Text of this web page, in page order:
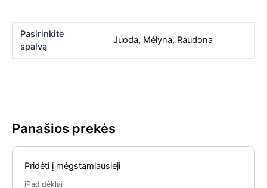
Pasirinkite
spalvą
Juoda, Mėlyna, Raudona
Panašios prekės
Pridėti į mėgstamiausieji
iPad dėklai
price
price